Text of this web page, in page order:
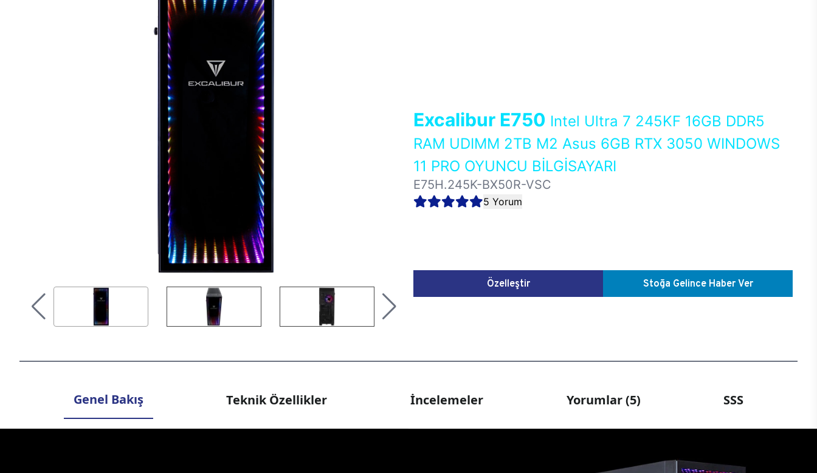
Excalibur E750 Intel Ultra 7 245KF 16GB DDR5
RAM UDIMM 2TB M2 Asus 6GB RTX 3050 WINDOWS
11 PRO OYUNCU BİLGİSAYARI
E75H.245K-BX50R-VSC
5 Yorum
Özelleştir Stoğa Gelince Haber Ver
Genel Bakış Teknik Özellikler İncelemeler Yorumlar (5) SSS